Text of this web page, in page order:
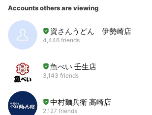
Accounts others are viewing
資さんうどん 伊勢崎店
4,446 friends
魚べい 壬生店
3,143 friends
中村麺兵衛 高崎店
2,127 friends